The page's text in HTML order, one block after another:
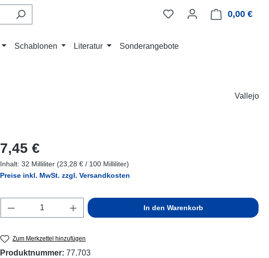
0,00 €
Schablonen Literatur Sonderangebote
Vallejo
Regulärer Preis:
7,45 €
Inhalt: 32 Milliliter (23,28 € / 100 Milliliter)
Preise inkl. MwSt. zzgl. Versandkosten
Produkt Anzahl: Gib den gewünschten Wert ein
In den Warenkorb
Zum Merkzettel hinzufügen
Produktnummer: 77.703